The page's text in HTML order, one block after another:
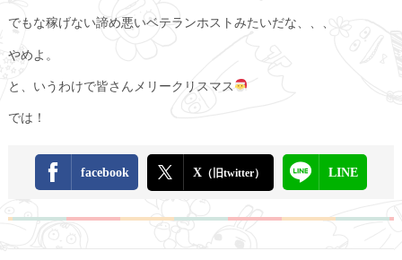
でもな稼げない諦め悪いベテランホストみたいだな、、、
やめよ。
と、いうわけで皆さんメリークリスマス
では！
facebook X（旧twitter） LINE